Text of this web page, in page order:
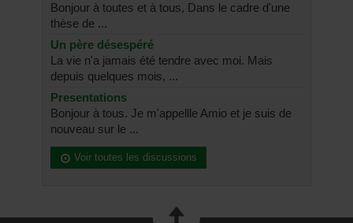
Bonjour à toutes et à tous, Dans le cadre d'une
thèse de ...
Un père désespéré
La vie n'a jamais été tendre avec moi. Mais
depuis quelques mois, ...
Presentations
Bonjour à tous. Je m'appellle Amio et je suis de
nouveau sur le ...
Voir toutes les discussions